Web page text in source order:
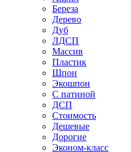
Береза
Дерево
Дуб
ЛДСП
Массив
Пластик
Шпон
Экошпон
С патиной
ДСП
Стоимость
Дешевые
Дорогие
Эконом-класс